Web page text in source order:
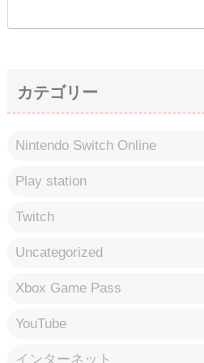
カテゴリー
Nintendo Switch Online
Play station
Twitch
Uncategorized
Xbox Game Pass
YouTube
インターネット